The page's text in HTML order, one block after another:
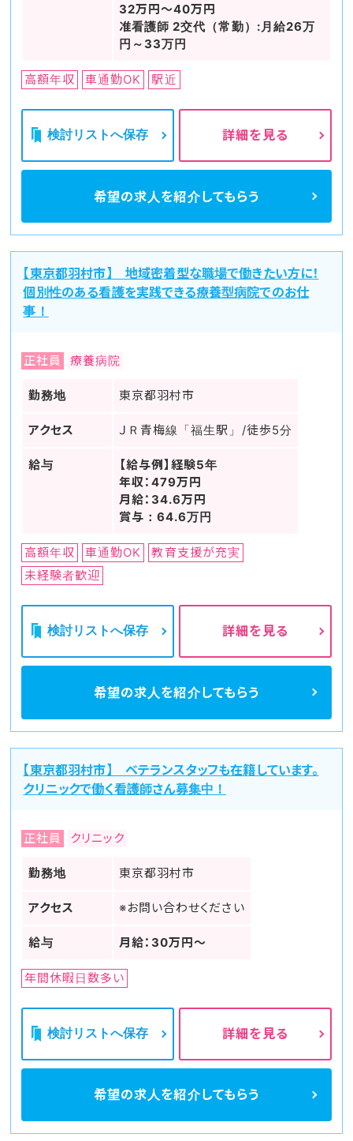
32万円～40万円
准看護師 2交代（常勤）:月給26万
円～33万円
高額年収 車通勤OK 駅近
検討リストへ保存 詳細を見る
希望の求人を紹介してもらう
【東京都羽村市】 地域密着型な職場で働きたい方に！
個別性のある看護を実践できる療養型病院でのお仕
事！
正社員 療養病院
勤務地 東京都羽村市
アクセス ＪＲ青梅線「福生駅」/徒歩5分
給与
【給与例】経験5年
年収：479万円
月給：34.6万円
賞与：64.6万円
高額年収 車通勤OK
教育支援が充実
未経験者歓迎
検討リストへ保存 詳細を見る
希望の求人を紹介してもらう
【東京都羽村市】 ベテランスタッフも在籍しています。
クリニックで働く看護師さん募集中！
正社員 クリニック
勤務地 東京都羽村市
アクセス ※お問い合わせください
給与 月給：30万円～
年間休暇日数多い
検討リストへ保存 詳細を見る
希望の求人を紹介してもらう